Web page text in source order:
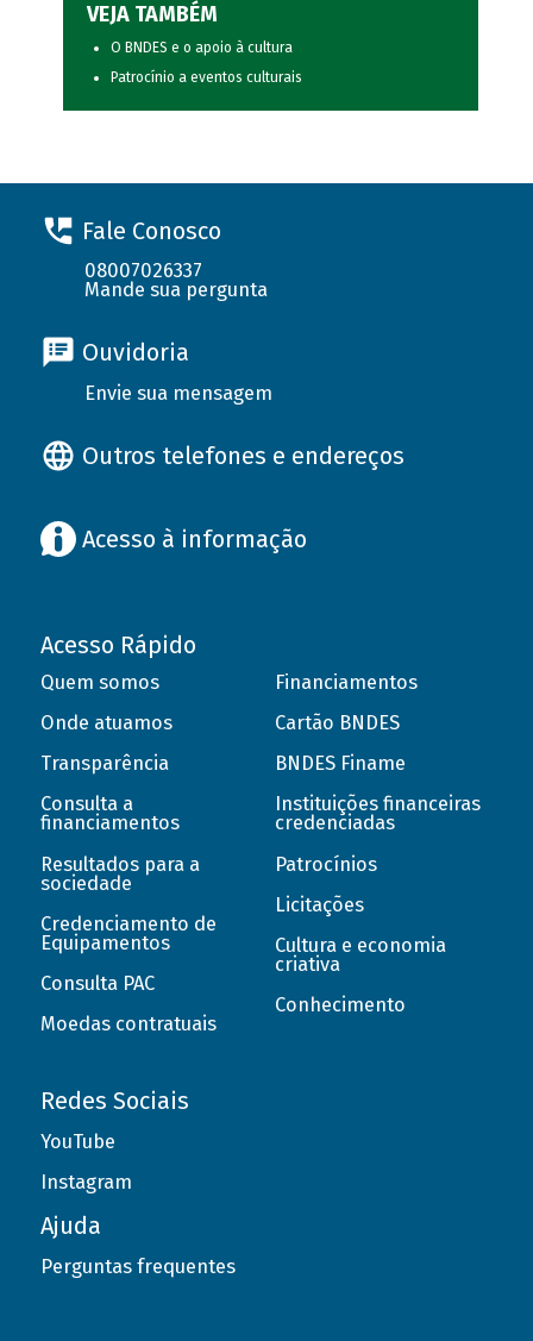
VEJA TAMBÉM
O BNDES e o apoio à cultura
Patrocínio a eventos culturais
Fale Conosco
08007026337
Mande sua pergunta
Ouvidoria
Envie sua mensagem
Outros telefones e endereços
Acesso à informação
Acesso Rápido
Quem somos
Onde atuamos
Transparência
Consulta a
financiamentos
Resultados para a
sociedade
Credenciamento de
Equipamentos
Consulta PAC
Moedas contratuais
Financiamentos
Cartão BNDES
BNDES Finame
Instituições financeiras
credenciadas
Patrocínios
Licitações
Cultura e economia
criativa
Conhecimento
Redes Sociais
YouTube
Instagram
Ajuda
Perguntas frequentes